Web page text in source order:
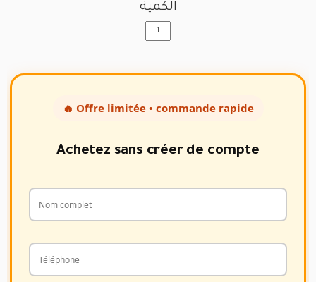
الكمية
🔥 Offre limitée • commande rapide
Achetez sans créer de compte